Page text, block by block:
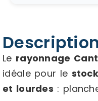
Le rayonnage
idéale pour le
et lourdes :